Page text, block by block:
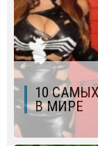
10
В МИРЕ